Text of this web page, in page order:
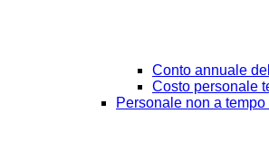
Conto annuale
Costo personale
Personale non a